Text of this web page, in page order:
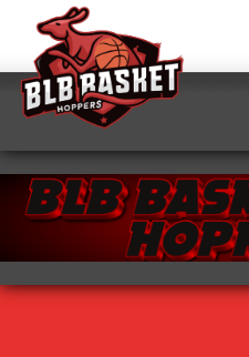
Panneau de gestion des cookies